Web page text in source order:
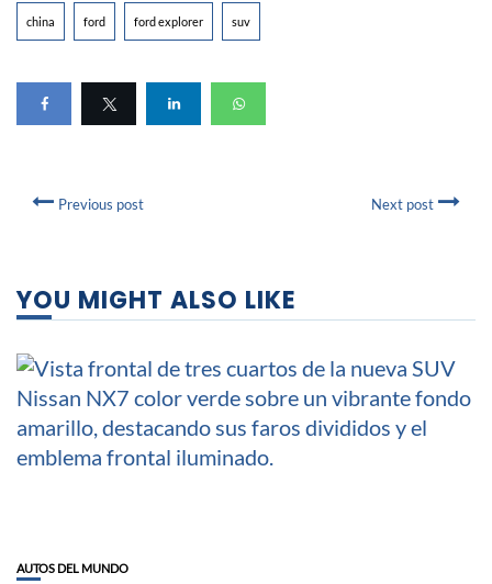
china ford ford explorer suv
Previous post Next post
YOU MIGHT ALSO LIKE
AUTOS DEL MUNDO